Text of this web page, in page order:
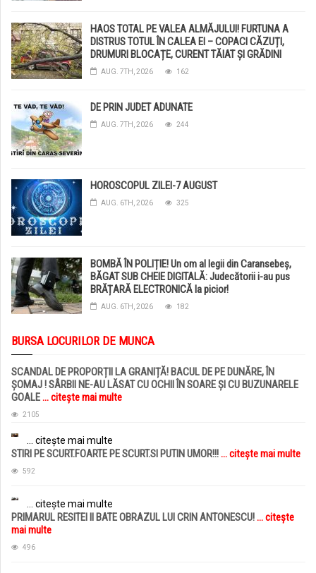
HAOS TOTAL PE VALEA ALMĂJULUI! FURTUNA A
DISTRUS TOTUL ÎN CALEA EI – COPACI CĂZUȚI,
DRUMURI BLOCAȚE, CURENT TĂIAT ȘI GRĂDINI
DISTRUSE DE GRINDINĂ!
AUG. 7TH, 2026 162
DE PRIN JUDET ADUNATE
AUG. 7TH, 2026 244
HOROSCOPUL ZILEI-7 AUGUST
AUG. 6TH, 2026 325
BOMBĂ ÎN POLIȚIE! Un om al legii din Caransebeș,
BĂGAT SUB CHEIE DIGITALĂ: Judecătorii i-au pus
BRĂȚARĂ ELECTRONICĂ la picior!
AUG. 6TH, 2026 182
BURSA LOCURILOR DE MUNCA
SCANDAL DE PROPORȚII LA GRANIȚĂ! BACUL DE PE DUNĂRE, ÎN
ȘOMAJ ! SÂRBII NE-AU LĂSAT CU OCHII ÎN SOARE ȘI CU BUZUNARELE
GOALE... citește mai multe
2105
... citește mai multe
STIRI PE SCURT.FOARTE PE SCURT.SI PUTIN UMOR!!!... citește mai multe
592
... citește mai multe
PRIMARUL RESITEI II BATE OBRAZUL LUI CRIN ANTONESCU!... citește
mai multe
496